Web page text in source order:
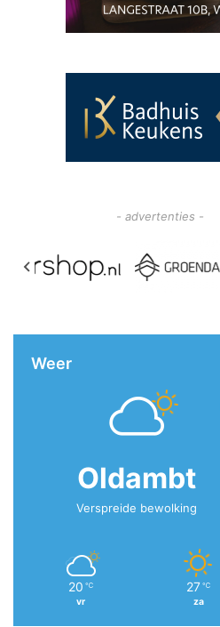
- advertenties -
Weer
Oldambt
Verspreide bewolking
20 ℃
vr
27 ℃
za